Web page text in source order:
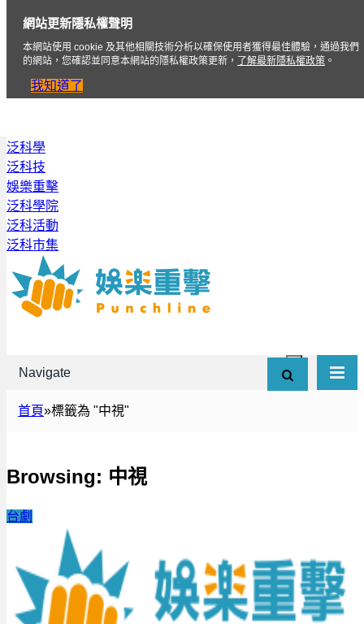
泛科學
泛科技
娛樂重擊
泛科學院
泛科活動
泛科市集
Navigate
首頁»標籤為 "中視"
Browsing: 中視
台劇
網站更新隱私權聲明
本網站使用 cookie 及其他相關技術分析以確保使用者獲得最佳體驗，通過我們
的網站，您確認並同意本網站的隱私權政策更新，
了解最新隱私權政策 。
我知道了